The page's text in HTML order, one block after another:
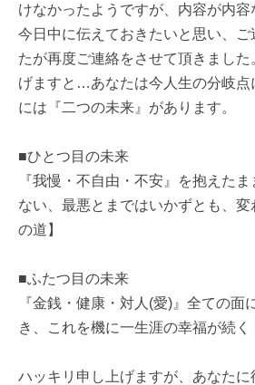
けなかったようですが、内容が内
今日中に伝えておきたいと思い、ご
たが再度ご連絡をさせて頂きまし
げますと…あなたは今人生の分岐点
には『二つの未来』があります。
■ひとつ目の未来
『我慢・不自由・不安』を抱えた
ない、最悪とまではいかずとも、
の道】
■ふたつ目の未来
『金銭・健康・対人(愛)』全ての面
き、これを機に一生涯の幸福が続く
ハッキリ申し上げますが、あなた